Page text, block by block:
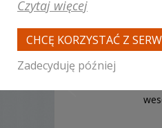
Czytaj więcej
CHCĘ KORZYSTAĆ Z
Zadecyduję później